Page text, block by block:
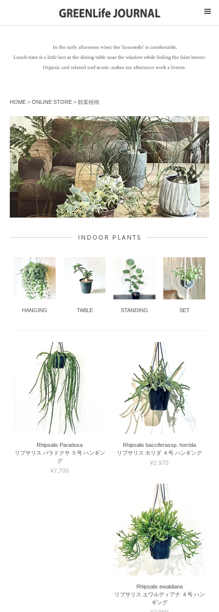
HOME > ONLINE STORE > 観葉植物
INDOOR PLANTS
HANGING TABLE STANDING SET
Rhipsalis Paradoxa
リプサリス パラドクサ ５号 ハンギン
グ
¥7,700
Rhipsalis bacciferassp. horrida
リプサリス ホリダ ４号 ハンギング
¥2,970
Rhipsalis ewaldiana
リプサリス エワルディアナ ４号 ハン
ギング